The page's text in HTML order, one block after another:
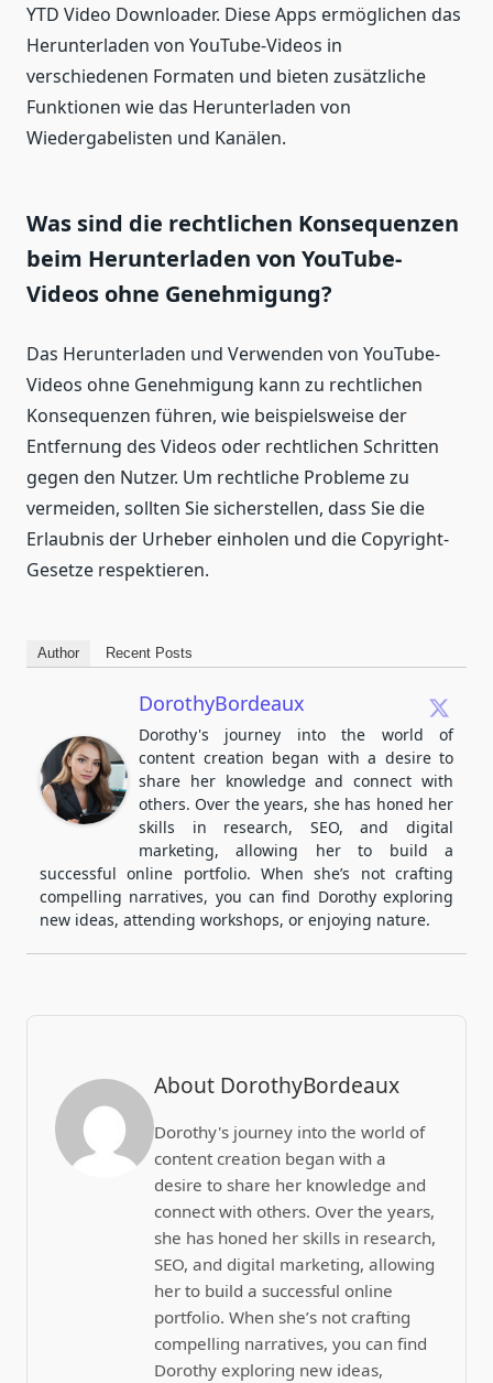
YTD Video Downloader. Diese Apps ermöglichen das
Herunterladen von YouTube-Videos in
verschiedenen Formaten und bieten zusätzliche
Funktionen wie das Herunterladen von
Wiedergabelisten und Kanälen.
Was sind die rechtlichen Konsequenzen
beim Herunterladen von YouTube-
Videos ohne Genehmigung?
Das Herunterladen und Verwenden von YouTube-
Videos ohne Genehmigung kann zu rechtlichen
Konsequenzen führen, wie beispielsweise der
Entfernung des Videos oder rechtlichen Schritten
gegen den Nutzer. Um rechtliche Probleme zu
vermeiden, sollten Sie sicherstellen, dass Sie die
Erlaubnis der Urheber einholen und die Copyright-
Gesetze respektieren.
Author Recent Posts
DorothyBordeaux
Dorothy's journey into the world of
content creation began with a desire to
share her knowledge and connect with
others. Over the years, she has honed her
skills in research, SEO, and digital
marketing, allowing her to build a
successful online portfolio. When she’s not crafting
compelling narratives, you can find Dorothy exploring
new ideas, attending workshops, or enjoying nature.
About DorothyBordeaux
Dorothy's journey into the world of
content creation began with a
desire to share her knowledge and
connect with others. Over the years,
she has honed her skills in research,
SEO, and digital marketing, allowing
her to build a successful online
portfolio. When she’s not crafting
compelling narratives, you can find
Dorothy exploring new ideas,